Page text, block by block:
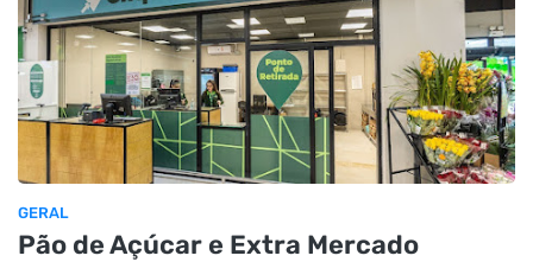
GERAL
Pão de Açúcar e Extra Mercado